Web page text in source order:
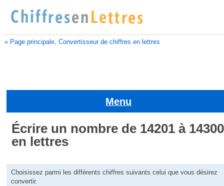
« Page principale, Convertisseur de chiffres en lettres
Menu
Écrire un nombre de 14201 à 14300
en lettres
Choisissez parmi les différents chiffres suivants celui que vous désirez
convertir.